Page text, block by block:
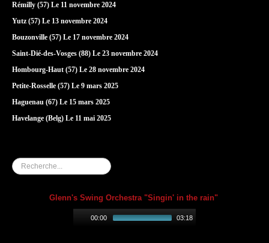
Rémilly (57) Le 11 novembre 2024
Yutz (57) Le 13 novembre 2024
Bouzonville (57) Le 17 novembre 2024
Saint-Dié-des-Vosges (88) Le 23 novembre 2024
Hombourg-Haut (57) Le 28 novembre 2024
Petite-Rosselle (57) Le 9 mars 2025
Haguenau (67) Le 15 mars 2025
Havelange (Belg) Le 11 mai 2025
Rechercher
Glenn's Swing Orchestra "Singin' in the rain"
00:00 03:18